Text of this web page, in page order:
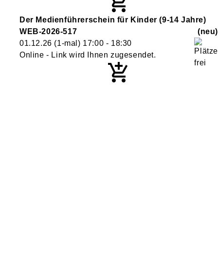
Der Medienführerschein für Kinder (9-14 Jahre)
WEB-2026-517
neu
01.12.26 (1-mal) 17:00 - 18:30
Online - Link wird Ihnen zugesendet.